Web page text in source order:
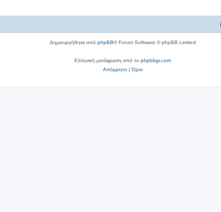
Δημιουργήθηκε από phpBB® Forum Software © phpBB Limited
Ελληνική μετάφραση από το phpbbgr.com
Απόρρητο|Όροι